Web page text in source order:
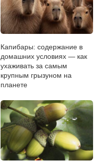
Капибары: содержание в
домашних условиях — как
ухаживать за самым
крупным грызуном на
планете